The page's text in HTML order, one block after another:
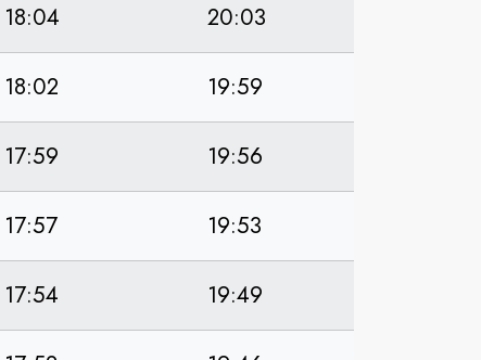
18:04 20:03
18:02 19:59
17:59 19:56
17:57 19:53
17:54 19:49